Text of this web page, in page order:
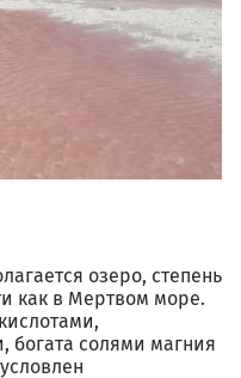
озеро, степень
как в Мертвом море.
солями магния